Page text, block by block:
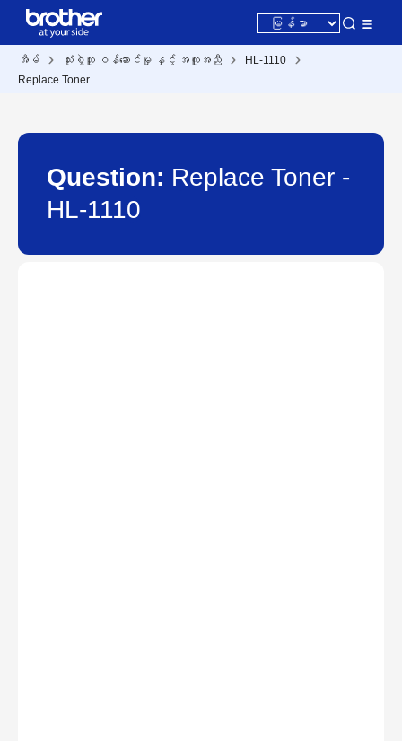
အိမ် သုံးစွဲသူ ဝန်ဆောင်မှု နှင့် အကူအညီ
HL-1110
Replace Toner
Question: Replace Toner -
HL-1110